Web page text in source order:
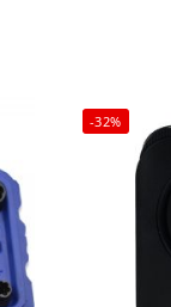
-32%